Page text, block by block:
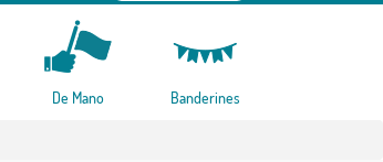
De Mano Banderines